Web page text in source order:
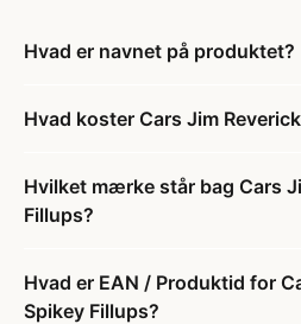
Hvad er navnet på produktet?
Hvad koster Cars Jim
Hvilket mærke står bag Cars
Fillups?
Hvad er EAN / Produktid for
Spikey Fillups?